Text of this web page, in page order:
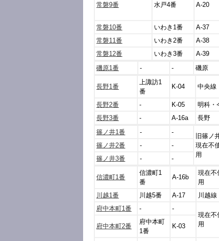
常磐9番 水戸4番 A-20
常磐10番 いわき1番
A-37
常磐11番
いわき2番
A-38
常磐12番
いわき3番
A-39
磯原1番
- - 磯原
長野1番
上諏訪1
番
K-04 中央線
長野2番 - K-05
明科・
長野3番
- A-16a
長野
篠ノ井1番
- -
旧篠ノ
現在不
用
篠ノ井2番 -
-
篠ノ井3番
- -
信濃町1番
信濃町1
番
A-16b
現在不
用
川越1番
川越5番 A-17
川越線
府中本町1番
-
-
現在不
用
府中本町2番
府中本町
1番
K-03